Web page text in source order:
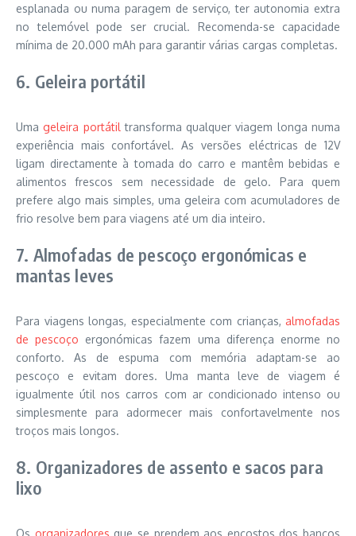
esplanada ou numa paragem de serviço, ter autonomia extra
no telemóvel pode ser crucial. Recomenda-se capacidade
mínima de 20.000 mAh para garantir várias cargas completas.
6. Geleira portátil
Umageleira portátil transforma qualquer viagem longa numa
experiência mais confortável. As versões eléctricas de 12V
ligam directamente à tomada do carro e mantêm bebidas e
alimentos frescos sem necessidade de gelo. Para quem
prefere algo mais simples, uma geleira com acumuladores de
frio resolve bem para viagens até um dia inteiro.
7. Almofadas de pescoço ergonómicas e
mantas leves
Para viagens longas, especialmente com crianças, almofadas
de pescoço ergonómicas fazem uma diferença enorme no
conforto. As de espuma com memória adaptam-se ao
pescoço e evitam dores. Uma manta leve de viagem é
igualmente útil nos carros com ar condicionado intenso ou
simplesmente para adormecer mais confortavelmente nos
troços mais longos.
8. Organizadores de assento e sacos para
lixo
Os organizadores que se prendem aos encostos dos bancos